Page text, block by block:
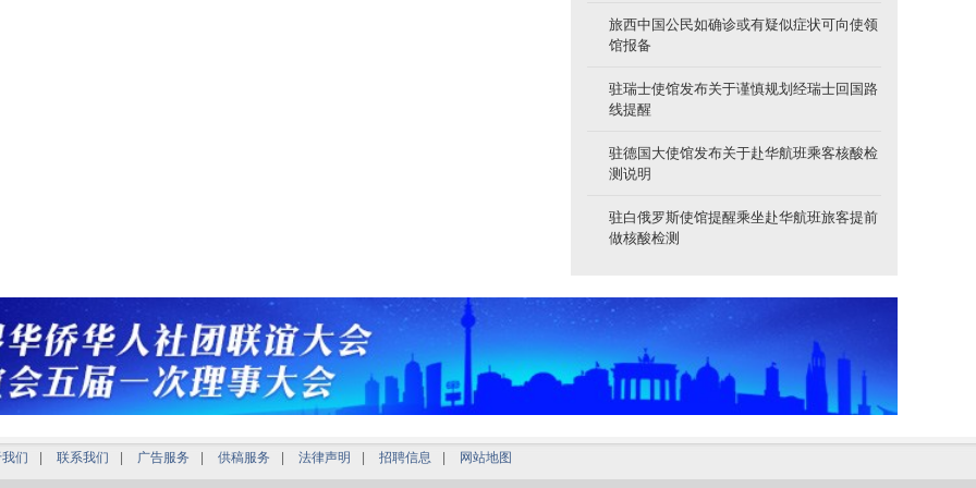
旅西中国公民如确诊或有疑似症状可向使领
馆报备
驻瑞士使馆发布关于谨慎规划经瑞士回国路
线提醒
驻德国大使馆发布关于赴华航班乘客核酸检
测说明
驻白俄罗斯使馆提醒乘坐赴华航班旅客提前
做核酸检测
们 联系我们 广告服务 供稿服务 法律声明 招聘信息 网站地图